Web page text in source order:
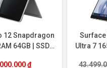
12 Snapdragon
64GB | SSD
₫
Surface
Ultra 7